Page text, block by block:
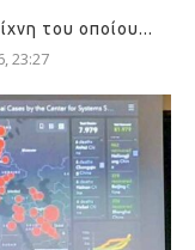
του οποίου...
23:27